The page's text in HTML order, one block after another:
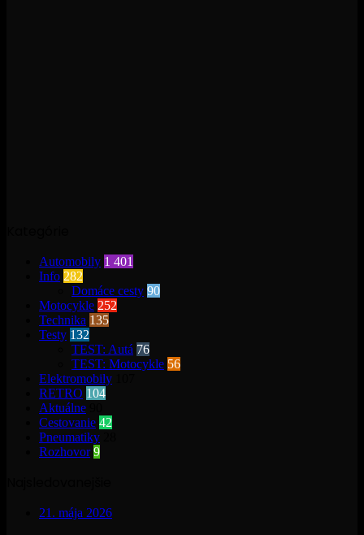
Automobily 1 401
Info 282
Domáce cesty 90
Motocykle 252
Technika 135
Testy 132
TEST: Autá 76
TEST: Motocykle 56
Elektromobily
RETRO 104
Aktuálne
Cestovanie 42
Pneumatiky
Rozhovor 9
21. mája 2026